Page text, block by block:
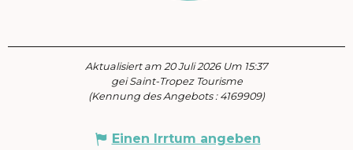
Aktualisiert am 20 Juli 2026 Um 15:37
gei Saint-Tropez Tourisme
(Kennung des Angebots : 4169909)
Einen Irrtum angeben